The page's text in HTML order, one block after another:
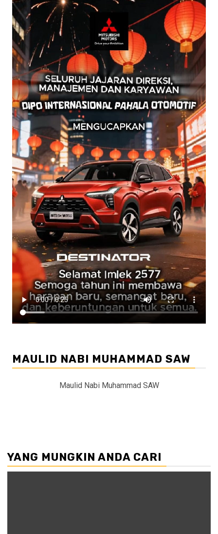
MAULID NABI MUHAMMAD SAW
Maulid Nabi Muhammad SAW
YANG MUNGKIN ANDA CARI